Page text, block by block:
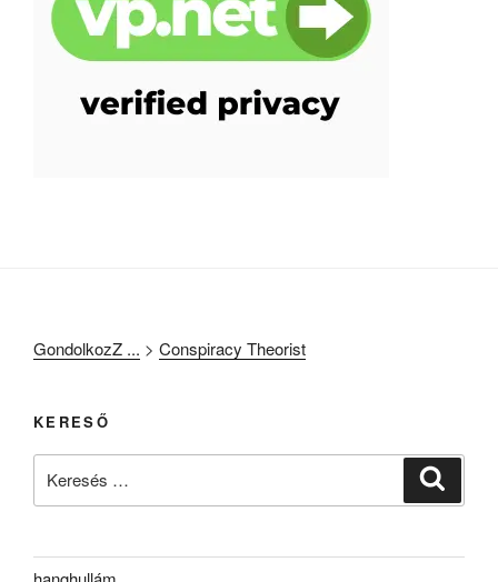
GondolkozZ ... > Conspiracy Theorist
KERESŐ